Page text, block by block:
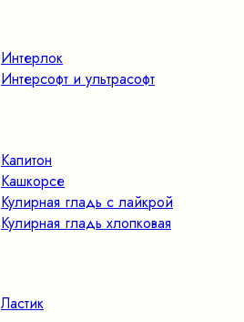
Интерлок
Интерсофт и ультрасофт
Капитон
Кашкорсе
Кулирная гладь с лайкрой
Кулирная гладь хлопковая
Ластик